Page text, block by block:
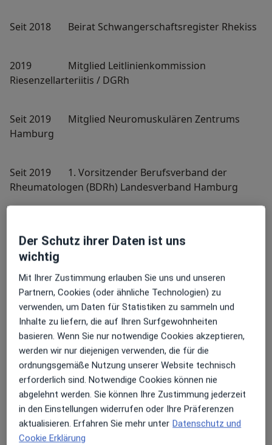
Seit 2018 Beirat Schwangerschaftsregister Rhekiss
2019 Mitglied Leitlinienkommission
Riesenzellarteriitis / DGRh
Seit 2019 Mitglied Neuromuskulären Zentrums
Hamburg
Seit 2019 1. Vorsitzender Berufsverband der
Rheumatologen (BDRh) Landesverband Hamburg
Rheumatologie (CME-Beiträge) Springer Medizin
Verlag
Seit 2019 akademische Lehrpraxis der Semmelweiß
Universität Budapest Ungarn
Seit 2019 Mitglied Arbeitskreis Schwangerschaft
Deutsche Gesellschaft für Rheumatologie (DGRh)
Seit 2020 Mitglied der Kommission
Pharmakotherapie der Deutschen Gesellschaft für
Rheumatologie
Der Schutz ihrer Daten ist uns
wichtig
Mit Ihrer Zustimmung erlauben Sie uns und unseren
Partnern, Cookies (oder ähnliche Technologien) zu
verwenden, um Daten für Statistiken zu sammeln und
Inhalte zu liefern, die auf Ihren Surfgewohnheiten
basieren. Wenn Sie nur notwendige Cookies akzeptieren,
werden wir nur diejenigen verwenden, die für die
ordnungsgemäße Nutzung unserer Website technisch
erforderlich sind. Notwendige Cookies können nie
abgelehnt werden. Sie können Ihre Zustimmung jederzeit
in den Einstellungen widerrufen oder Ihre Präferenzen
aktualisieren. Erfahren Sie mehr unter Datenschutz und
Cookie Erklärung